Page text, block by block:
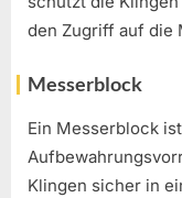
den Zugriff auf die
Messerblock
Ein Messerblock
Klingen sicher in